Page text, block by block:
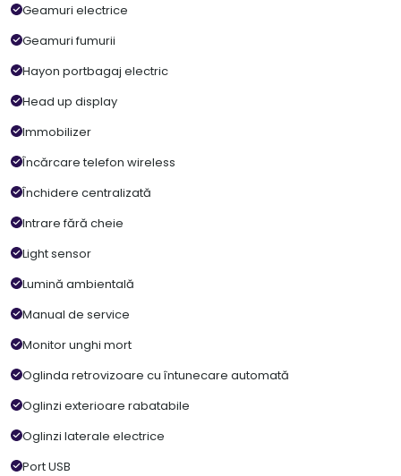
Geamuri electrice
Geamuri fumurii
Hayon portbagaj electric
Head up display
Immobilizer
Încărcare telefon wireless
Închidere centralizată
Intrare fără cheie
Light sensor
Lumină ambientală
Manual de service
Monitor unghi mort
Oglinda retrovizoare cu întunecare automată
Oglinzi exterioare rabatabile
Oglinzi laterale electrice
Port USB